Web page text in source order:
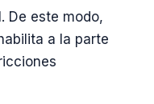
De este modo,
a la parte